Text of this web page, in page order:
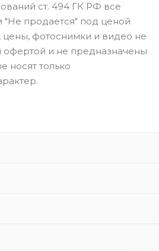
ст. 494 ГК РФ все
продается" под ценой
цены, фотоснимки и видео не
офертой и не предназначены
носят только